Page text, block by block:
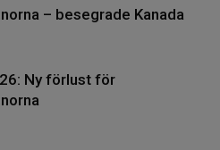
– besegrade Kanada
Ny förlust för